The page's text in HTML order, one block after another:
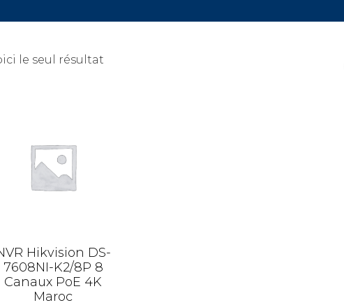
le seul résultat
Hikvision DS-
7608NI-K2/8P 8
Canaux PoE 4K
Maroc